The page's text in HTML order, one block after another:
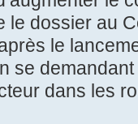
le dossier au
le
se
dans les